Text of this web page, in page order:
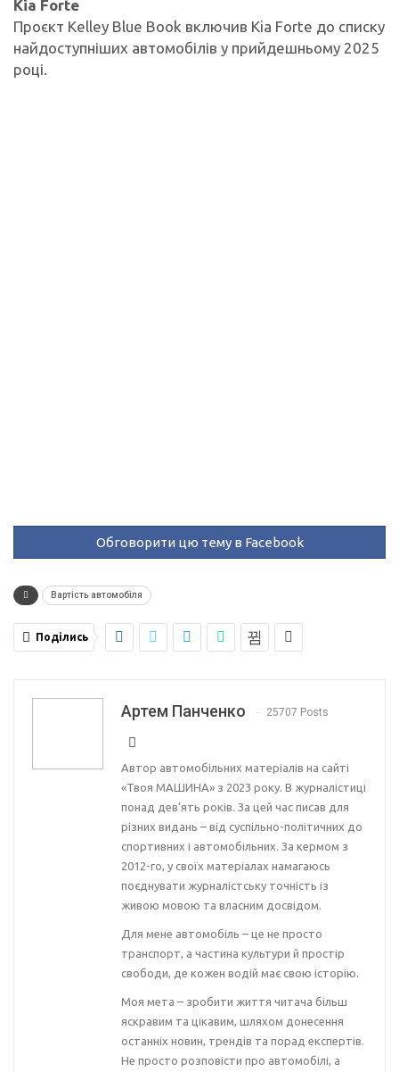
Kia Forte
Проєкт Kelley Blue Book включив Kia Forte до списку
найдоступніших автомобілів у прийдешньому 2025
році.
Обговорити цю тему в Facebook
Вартість автомобіля
Поділись
Артем Панченко 25707 Posts
Автор автомобільних матеріалів на сайті
«Твоя МАШИНА» з 2023 року. В журналістиці
понад дев’ять років. За цей час писав для
різних видань – від суспільно-політичних до
спортивних і автомобільних. За кермом з
2012-го, у своїх матеріалах намагаюсь
поєднувати журналістську точність із
живою мовою та власним досвідом.
Для мене автомобіль – це не просто
транспорт, а частина культури й простір
свободи, де кожен водій має свою історію.
Моя мета – зробити життя читача більш
яскравим та цікавим, шляхом донесення
останніх новин, трендів та порад експертів.
Не просто розповісти про автомобілі, а